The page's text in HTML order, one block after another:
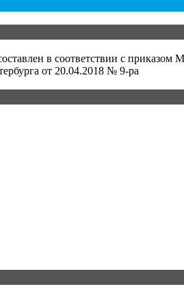
в соответствии с
от 20.04.2018 № 9-ра